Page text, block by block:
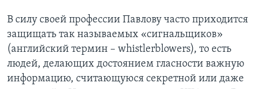
В силу своей профессии Павлову часто приходится
защищать так называемых «сигнальщиков»
(английский термин – whistlerblowers), то есть
людей, делающих достоянием гласности важную
информацию, считающуюся секретной или даже